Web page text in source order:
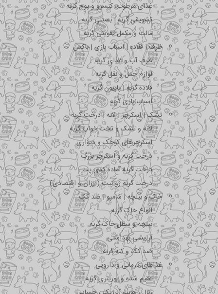
غذای مرطوب، کنسرو و پوچ گربه
تشویقی گربه | بستنی گربه
مالت و مکمل تقویتی گربه
ظرف | قلاده | اسباب بازی | باکس
ظرف آب و غذای گربه
لوازم حمل و نقل گربه
قلاده گربه | پاپیون گربه
اسباب بازی گربه
تشک | اسکرچر | لانه | درخت گربه
لانه و تشک و تخت خواب گربه
اسکرچرهای کوچک و دیواری
درخت گربه و اسکرچر بزرگ
درخت گربه آماده کدی پت
درخت گربه ژوانیت (ارزان و اقتصادی)
خاک و بیلچه | شامپو | ضد کک
انواع خاک گربه
بیلچه و سطل خاک گربه
آرایشی بهداشتی
ضد کک و کنه گربه
غذاهای درمانی و دارویی
عقیم شده و یورینری گربه